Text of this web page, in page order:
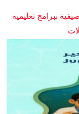
ببرامج تعليمية